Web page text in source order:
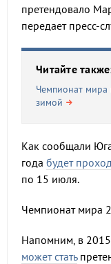
претендовало
передает пресс-
Читайте
Чемпионат мира
зимой
Как сообщали
года будет
по 15 июля.
Чемпионат мира
Напомним, в 2015
может стать